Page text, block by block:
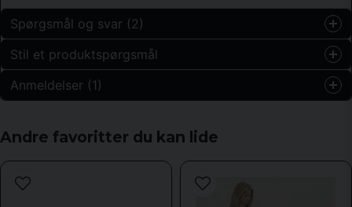
Spørgsmål og svar (2)
Är det adaptern som är 25 cm lång som ska var till
Shoppen svarede
Stil et produktspørgsmål
question
name
Navn
Anmeldelser (1)
Anders
for 2 år siden
Kraftig og bra. Brukte den på en annen type benk.
Gikk fint med litt modifikasjoner.
Andre favoritter du kan lide